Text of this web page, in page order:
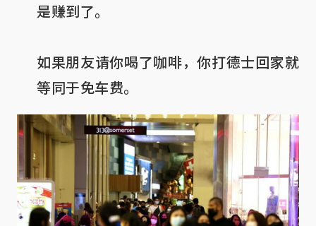
是赚到了。
如果朋友请你喝了咖啡，你打德士回家就
等同于免车费。